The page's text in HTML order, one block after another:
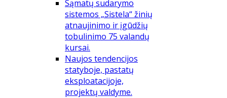
Sąmatų sudarymo
sistemos „Sistela“ žinių
atnaujinimo ir įgūdžių
tobulinimo 75 valandų
kursai.
Naujos tendencijos
statyboje, pastatų
eksploatacijoje,
projektų valdyme.